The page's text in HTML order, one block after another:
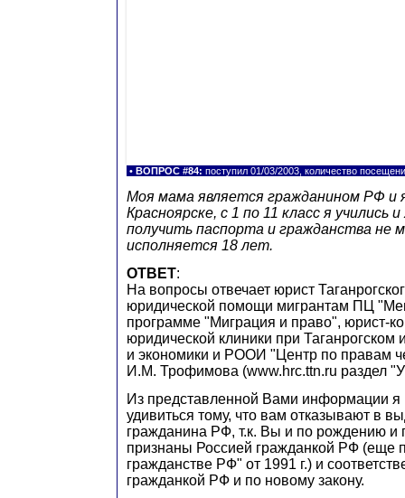
• ВОПРОС #84: поступил 01/03/2003, количество
Моя мама является гражданином РФ и
Красноярске, с 1 по 11 класс я учились
получить паспорта и гражданства не
исполняется 18 лет.
ОТВЕТ:
На вопросы отвечает юрист
юридической помощи мигрантам ПЦ
программе "Миграция и право", юрист-
юридической клиники при Таганрогском
и экономики и РООИ "Центр по правам
И.М. Трофимова (www.hrc.ttn.ru раздел
Из представленной Вами информации я
удивиться тому, что вам отказывают в
гражданина РФ, т.к. Вы и по рождению
признаны Россией гражданкой РФ (еще
гражданстве РФ" от 1991 г.) и
гражданкой РФ и по новому закону.